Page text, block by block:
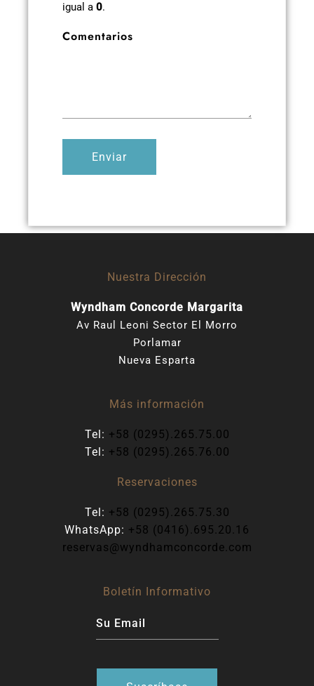
igual a 0.
Comentarios
Enviar
Nuestra Dirección
Wyndham Concorde Margarita
Av Raul Leoni Sector El Morro
Porlamar
Nueva Esparta
Más información
Tel: +58 (0295).265.75.00
Tel: +58 (0295).265.76.00
Reservaciones
Tel: +58 (0295).265.75.30
WhatsApp: +58 (0416).695.20.16
reservas@wyndhamconcorde.com
Boletín Informativo